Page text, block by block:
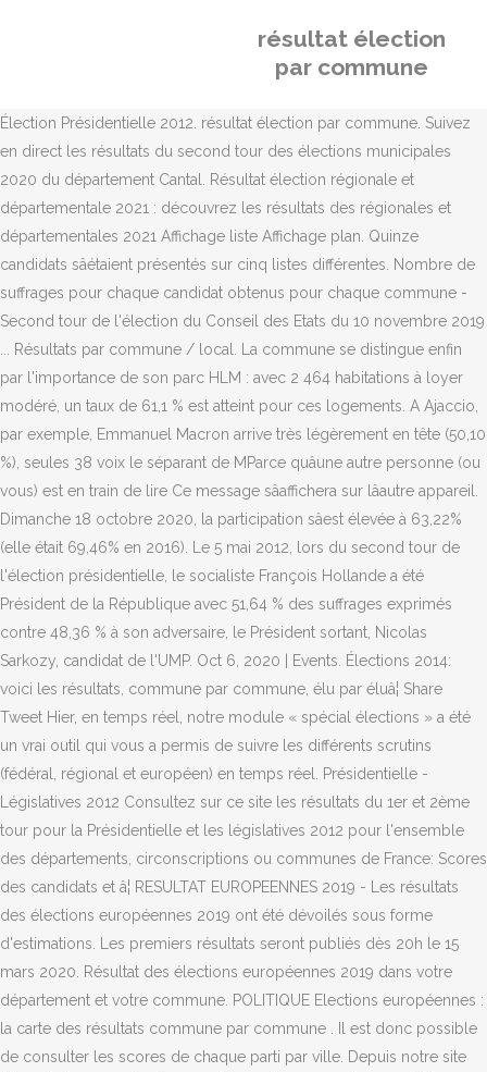
résultat élection
par commune
Élection Présidentielle 2012. résultat élection par commune. Suivez
en direct les résultats du second tour des élections municipales
2020 du département Cantal. Résultat élection régionale et
départementale 2021 : découvrez les résultats des régionales et
départementales 2021 Affichage liste Affichage plan. Quinze
candidats sâétaient présentés sur cinq listes différentes. Nombre de
suffrages pour chaque candidat obtenus pour chaque commune -
Second tour de l'élection du Conseil des Etats du 10 novembre 2019
... Résultats par commune / local. La commune se distingue enfin
par l'importance de son parc HLM : avec 2 464 habitations à loyer
modéré, un taux de 61,1 % est atteint pour ces logements. A Ajaccio,
par exemple, Emmanuel Macron arrive très légèrement en tête (50,10
%), seules 38 voix le séparant de MParce quâune autre personne (ou
vous) est en train de lire Ce message sâaffichera sur lâautre appareil.
Dimanche 18 octobre 2020, la participation sâest élevée à 63,22%
(elle était 69,46% en 2016). Le 5 mai 2012, lors du second tour de
l'élection présidentielle, le socialiste François Hollande a été
Président de la République avec 51,64 % des suffrages exprimés
contre 48,36 % à son adversaire, le Président sortant, Nicolas
Sarkozy, candidat de l'UMP. Oct 6, 2020 | Events. Élections 2014:
voici les résultats, commune par commune, élu par éluâ¦ Share
Tweet Hier, en temps réel, notre module « spécial élections » a été
un vrai outil qui vous a permis de suivre les différents scrutins
(fédéral, régional et européen) en temps réel. Présidentielle -
Législatives 2012 Consultez sur ce site les résultats du 1er et 2ème
tour pour la Présidentielle et les législatives 2012 pour l'ensemble
des départements, circonscriptions ou communes de France: Scores
des candidats et â¦ RESULTAT EUROPEENNES 2019 - Les résultats
des élections européennes 2019 ont été dévoilés sous forme
d'estimations. Les premiers résultats seront publiés dès 20h le 15
mars 2020. Résultat des élections européennes 2019 dans votre
département et votre commune. POLITIQUE Elections européennes :
la carte des résultats commune par commune . Il est donc possible
de consulter les scores de chaque parti par ville. Depuis notre site